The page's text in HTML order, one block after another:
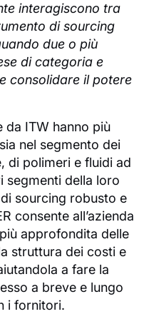
interagiscono tra
di sourcing
due o più
di categoria e
consolidare il potere
da ITW hanno più
nel segmento dei
di polimeri e fluidi ad
segmenti della loro
sourcing robusto e
consente all’azienda
approfondita delle
struttura dei costi e
a fare la
a breve e lungo
i fornitori.